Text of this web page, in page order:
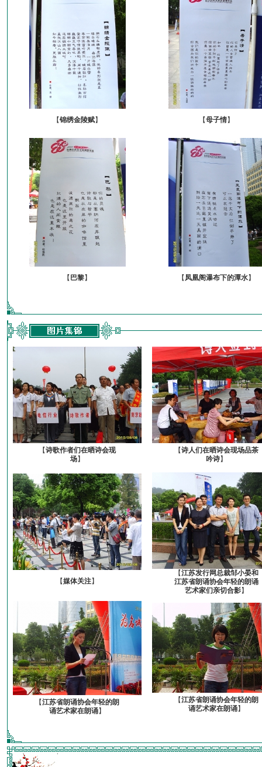
【锦绣金陵赋】 【母子情】
【 巴黎】 【 凤凰阁瀑布下的潭水】
【诗歌作者们在晒诗会现
场】
【诗人们在晒诗会现场品茶
吟诗】
【媒体关注】
【江苏发行网总裁邹小晏和
江苏省朗诵协会年轻的朗诵
艺术家们亲切合影】
【江苏省朗诵协会年轻的朗
诵艺术家在朗诵】
【江苏省朗诵协会年轻的朗
诵艺术家在朗诵】